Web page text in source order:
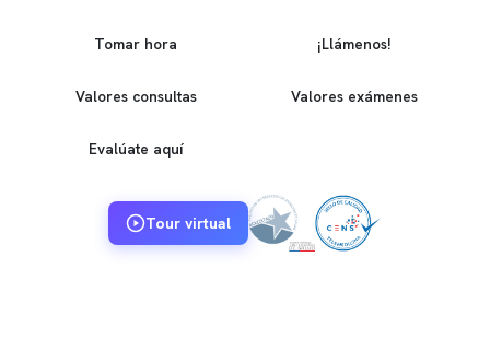
Tomar hora ¡Llámenos!
Valores consultas Valores exámenes
Evalúate aquí
Tour virtual